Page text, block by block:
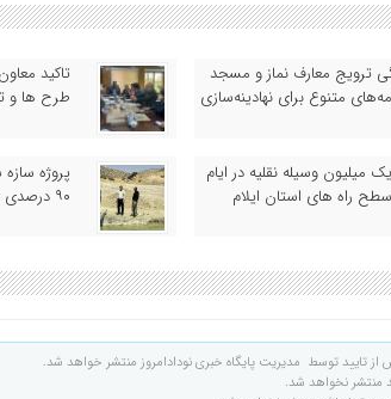
ترویج معارف نماز و مسجد
متنوع برای نهادینه‌سازی
تاکید
طرح‌ ها و
میلیون وسیله نقلیه در ایام
راه‌ های استان ایلام
پروژه
۹۰ درصدی در هفته دولت افتتاح می شود
تایید توسط مدیریت پایگاه خبری نودادامروز منتشر خواهد شد.
منتشر نخواهد شد.